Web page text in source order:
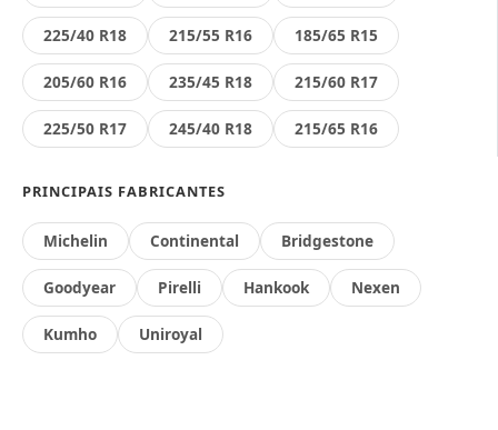
225/40 R18 215/55 R16 185/65 R15
205/60 R16 235/45 R18 215/60 R17
225/50 R17 245/40 R18 215/65 R16
PRINCIPAIS FABRICANTES
Michelin Continental Bridgestone
Goodyear Pirelli Hankook Nexen
Kumho Uniroyal